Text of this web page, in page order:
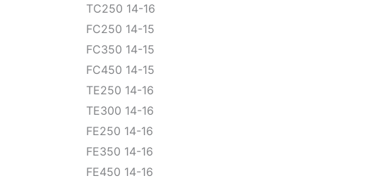
TC250 14-16
FC250 14-15
FC350 14-15
FC450 14-15
TE250 14-16
TE300 14-16
FE250 14-16
FE350 14-16
FE450 14-16